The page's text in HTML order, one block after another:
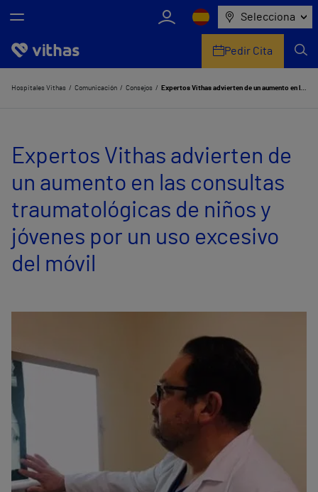
Selecciona
Nosotros
Servicios de salud
Equipo médico y asistencial
Comunicación
Pedir Cita
Hospitales Vithas Comunicación Consejos Expertos Vithas advierten de un aumento en las consultas traumatológicas de niños y jóvenes por un uso excesivo del móvil
Expertos Vithas advierten de
un aumento en las consultas
traumatológicas de niños y
jóvenes por un uso excesivo
del móvil